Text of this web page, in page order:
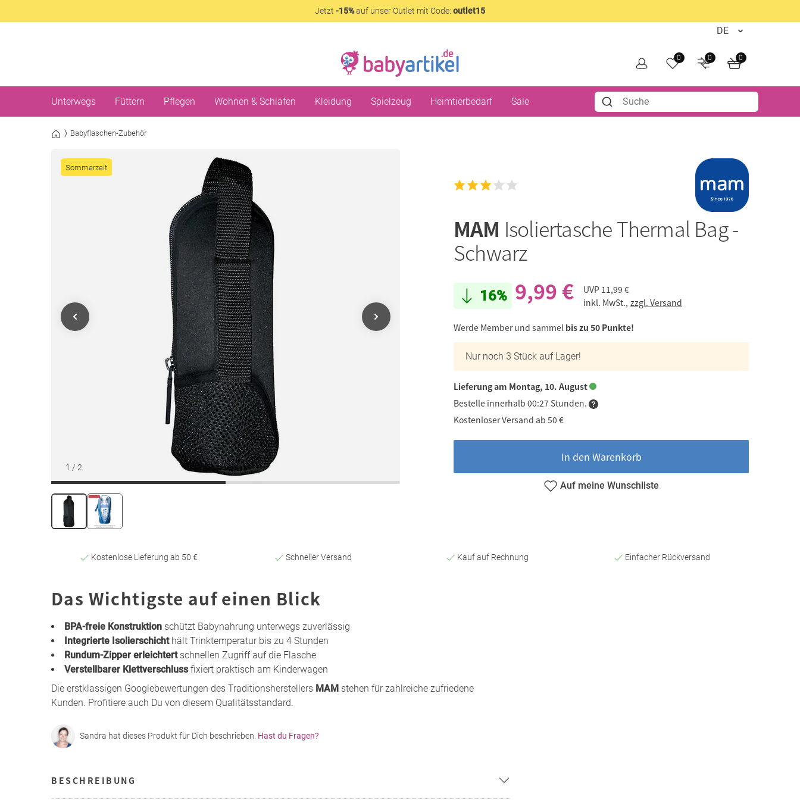
Jetzt -15%auf unser Outlet mit Code: outlet15
0 0 0
Unterwegs Füttern Pflegen Wohnen & Schlafen Kleidung Spielzeug Heimtierbedarf Sale
Babyflaschen-Zubehör
1 / 2
Sommerzeit
MAM Isoliertasche Thermal Bag -
Schwarz
16% 9,99 € UVP 11,99 €
inkl. MwSt., zzgl. Versand
Werde Member und sammel bis zu 50 Punkte!
Nur noch 3 Stück auf Lager!
Lieferung am Montag, 10. August
Bestelle innerhalb 00:27 Stunden.
Kostenloser Versand ab 50 €
In den Warenkorb
Auf meine Wunschliste
Kostenlose Lieferung ab 50 € Schneller Versand Kauf auf Rechnung Einfacher Rückversand
Das Wichtigste auf einen Blick
BPA-freie Konstruktion schützt Babynahrung unterwegs zuverlässig
Integrierte Isolierschichthält Trinktemperatur bis zu 4 Stunden
Rundum-Zipper erleichtertschnellen Zugriff auf die Flasche
Verstellbarer Klettverschlussfixiert praktisch am Kinderwagen
Die erstklassigen Googlebewertungen des Traditionsherstellers MAM stehen für zahlreiche zufriedene
Kunden. Profitiere auch Du von diesem Qualitätsstandard.
Sandra hat dieses Produkt für Dich beschrieben. Hast du Fragen?
BESCHREIBUNG